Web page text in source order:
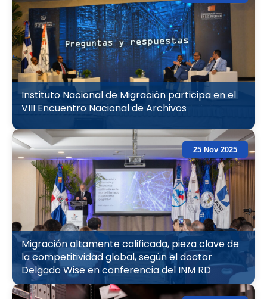
Instituto Nacional de Migración participa en el
VIII Encuentro Nacional de Archivos
25 Nov 2025
Migración altamente calificada, pieza clave de
la competitividad global, según el doctor
Delgado Wise en conferencia del INM RD